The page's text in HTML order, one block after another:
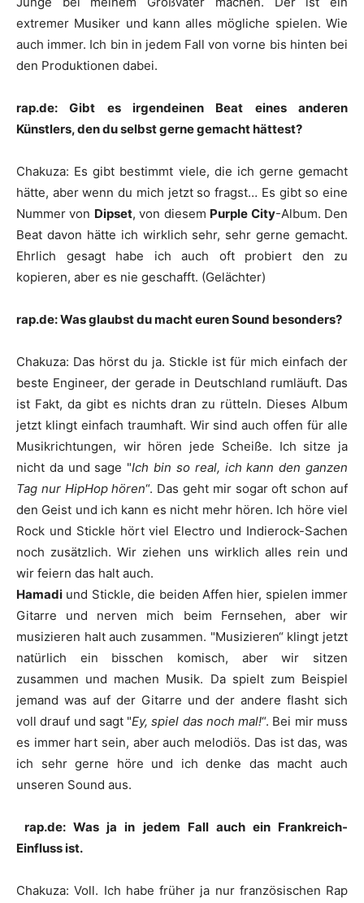
extremer Musiker und kann alles mögliche spielen. Wie
auch immer. Ich bin in jedem Fall von vorne bis hinten bei
den Produktionen dabei.
rap.de: Gibt es irgendeinen Beat eines anderen
Künstlers, den du selbst gerne gemacht hättest?
Chakuza: Es gibt bestimmt viele, die ich gerne gemacht
hätte, aber wenn du mich jetzt so fragst… Es gibt so eine
Nummer von Dipset, von diesem Purple City-Album. Den
Beat davon hätte ich wirklich sehr, sehr gerne gemacht.
Ehrlich gesagt habe ich auch oft probiert den zu
kopieren, aber es nie geschafft. (Gelächter)
rap.de: Was glaubst du macht euren Sound besonders?
Chakuza: Das hörst du ja. Stickle ist für mich einfach der
beste Engineer, der gerade in Deutschland rumläuft. Das
ist Fakt, da gibt es nichts dran zu rütteln. Dieses Album
jetzt klingt einfach traumhaft. Wir sind auch offen für alle
Musikrichtungen, wir hören jede Scheiße. Ich sitze ja
nicht da und sage "Ich bin so real, ich kann den ganzen
Tag nur HipHop hören“. Das geht mir sogar oft schon auf
den Geist und ich kann es nicht mehr hören. Ich höre viel
Rock und Stickle hört viel Electro und Indierock-Sachen
noch zusätzlich. Wir ziehen uns wirklich alles rein und
wir feiern das halt auch.
Hamadi und Stickle, die beiden Affen hier, spielen immer
Gitarre und nerven mich beim Fernsehen, aber wir
musizieren halt auch zusammen. "Musizieren“ klingt jetzt
natürlich ein bisschen komisch, aber wir sitzen
zusammen und machen Musik. Da spielt zum Beispiel
jemand was auf der Gitarre und der andere flasht sich
voll drauf und sagt "Ey, spiel das noch mal!“. Bei mir muss
es immer hart sein, aber auch melodiös. Das ist das, was
ich sehr gerne höre und ich denke das macht auch
unseren Sound aus.
rap.de: Was ja in jedem Fall auch ein Frankreich-
Einfluss ist.
Chakuza: Voll. Ich habe früher ja nur französischen Rap